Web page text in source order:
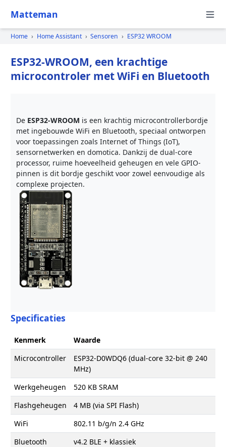
Matteman
Home › Home Assistant › Sensoren › ESP32 WROOM
ESP32-WROOM, een krachtige
microcontroler met WiFi en Bluetooth
De ESP32-WROOM is een krachtig microcontrollerbordje
met ingebouwde WiFi en Bluetooth, speciaal ontworpen
voor toepassingen zoals Internet of Things (IoT),
sensornetwerken en domotica. Dankzij de dual-core
processor, ruime hoeveelheid geheugen en vele GPIO-
pinnen is dit bordje geschikt voor zowel eenvoudige als
complexe projecten.
Specificaties
Kenmerk
Waarde
Microcontroller
ESP32-D0WDQ6 (dual-core 32-bit @ 240
MHz)
Werkgeheugen
520 KB SRAM
Flashgeheugen
4 MB (via SPI Flash)
WiFi
802.11 b/g/n 2.4 GHz
Bluetooth
v4.2 BLE + klassiek